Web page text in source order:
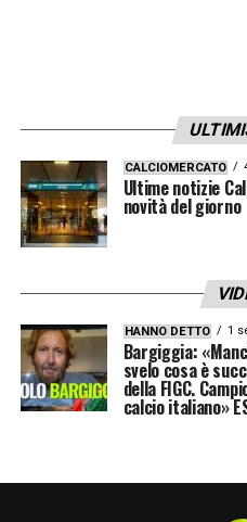
CALCIOMERCATO
Ultime notizie
novità del giorno
HANNO DETTO 1
Bargiggia:
svelo cosa è
della FIGC.
calcio italiano»